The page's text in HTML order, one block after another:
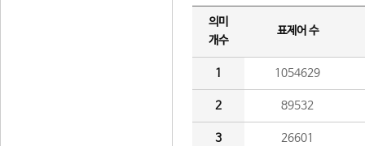
의미
개수
표제어 수
1 1054629
2 89532
3 26601